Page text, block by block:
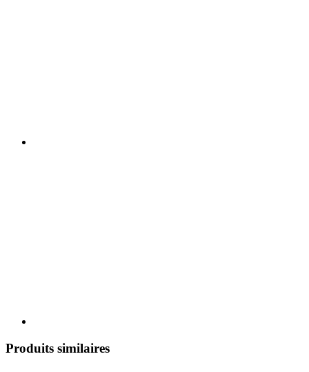
Produits similaires